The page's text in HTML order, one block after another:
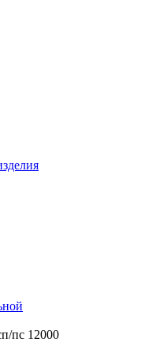
пс 12000